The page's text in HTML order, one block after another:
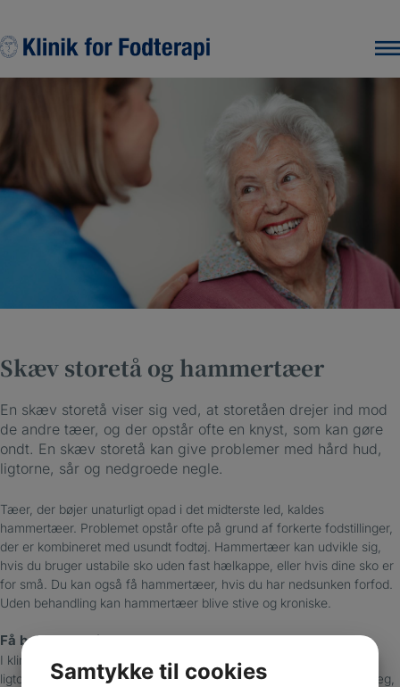
indholdet
Skæv storetå og hammertæer
En skæv storetå viser sig ved, at storetåen drejer ind mod
de andre tæer, og der opstår ofte en knyst, som kan gøre
ondt. En skæv storetå kan give problemer med hård hud,
ligtorne, sår og nedgroede negle.
Tæer, der bøjer unaturligt opad i det midterste led, kaldes
hammertæer. Problemet opstår ofte på grund af forkerte fodstillinger,
der er kombineret med usundt fodtøj. Hammertæer kan udvikle sig,
hvis du bruger ustabile sko uden fast hælkappe, eller hvis dine sko er
for små. Du kan også få hammertæer, hvis du har nedsunken forfod.
Uden behandling kan hammertæer blive stive og kroniske.
Få behandlet dine gener
I klinikken kan vi behandle de gener, du oplever med hård hud,
ligtorne og negleproblemer. Vi fremstiller også aflastninger og indlæg,
Samtykke til cookies